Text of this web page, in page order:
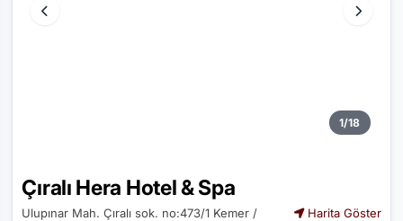
1/18
Çıralı Hera Hotel & Spa
Ulupınar Mah. Çıralı sok. no:473/1 Kemer /
Harita Göster